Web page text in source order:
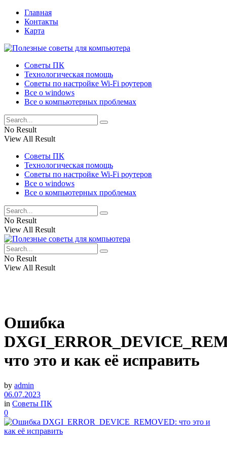
Главная
Контакты
Карта
Советы ПК
Технологическая помощь
Советы по настройке Wi-Fi роутеров
Все о windows
Все о компьютерных проблемах
No Result
View All Result
Советы ПК
Технологическая помощь
Советы по настройке Wi-Fi роутеров
Все о windows
Все о компьютерных проблемах
No Result
View All Result
No Result
View All Result
Ошибка
что это и как её исправить
by admin
06.07.2023
in Советы ПК
0